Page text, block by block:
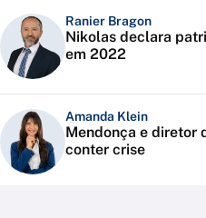
Ranier Bragon
Nikolas declara
em 2022
Amanda Klein
Mendonça e diretor
conter crise